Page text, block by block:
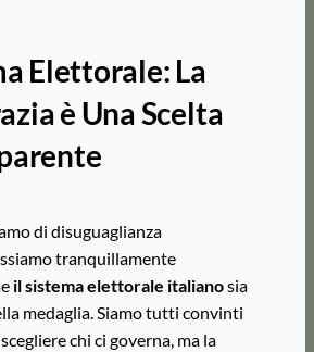
Elettorale: La
è Una Scelta
di disuguaglianza
tranquillamente
il sistema elettorale italianosia
medaglia. Siamo tutti convinti
chi ci governa, ma la